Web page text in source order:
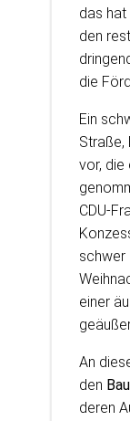
das
den
die
Ein
Straße,
vor, die
CDU-
schwer
einer
An
den
deren